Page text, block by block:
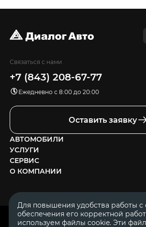
Связаться с нами
+7 (843) 208-67-77
Ежедневно с 8:00 до 20:00
Оставить заявку
АВТОМОБИЛИ
УСЛУГИ
СЕРВИС
О КОМПАНИИ
ОГРН 1111644005153
Для повышения удобства работы с
обеспечения его корректной
используем файлы cookie. Эти